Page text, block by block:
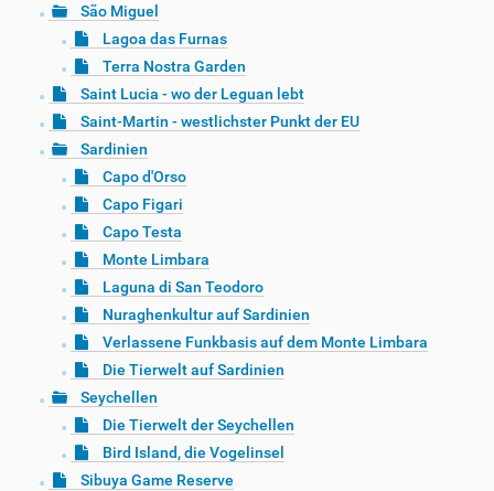
São Miguel
Lagoa das Furnas
Terra Nostra Garden
Saint Lucia - wo der Leguan lebt
Saint-Martin - westlichster Punkt der EU
Sardinien
Capo d'Orso
Capo Figari
Capo Testa
Monte Limbara
Laguna di San Teodoro
Nuraghenkultur auf Sardinien
Verlassene Funkbasis auf dem Monte Limbara
Die Tierwelt auf Sardinien
Seychellen
Die Tierwelt der Seychellen
Bird Island, die Vogelinsel
Sibuya Game Reserve